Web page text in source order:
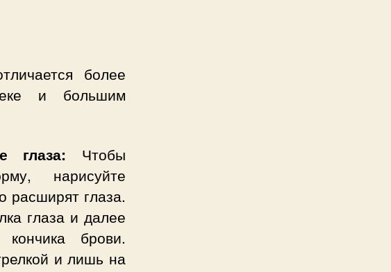
более
и большим
глаза: Чтобы
нарисуйте
расширят глаза.
глаза и далее
брови.
и лишь на